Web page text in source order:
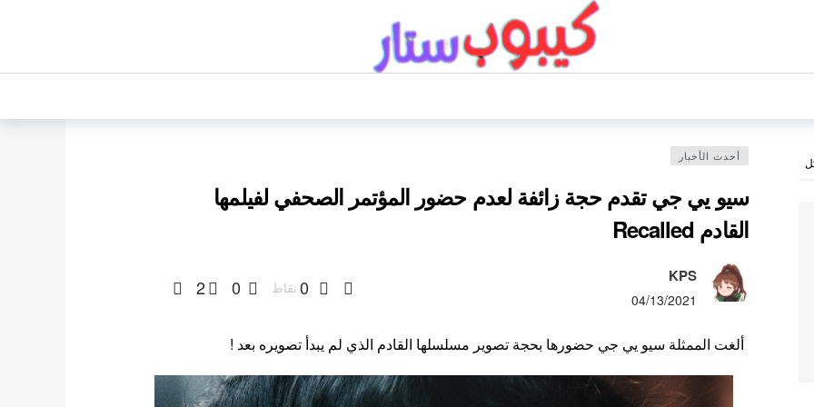
أحدث الأخبار
سيو يي جي تقدم حجة زائفة لعدم حضور المؤتمر الصحفي لفيلمها
القادم Recalled
KPS
04/13/2021
0 نقاط 0
2
ألغت الممثلة سيو يي جي حضورها بحجة تصوير مسلسلها القادم الذي لم يبدأ تصويره بعد !